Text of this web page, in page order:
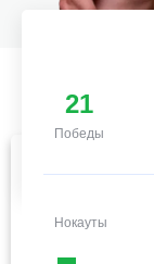
21
Победы
Нокауты